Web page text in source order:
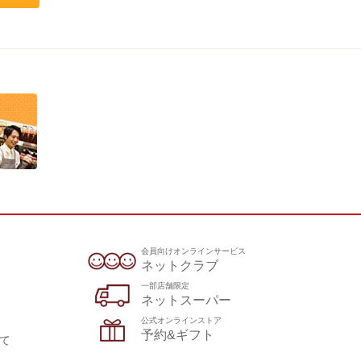
会員向けオンラインサービス
ネットクラブ
一部店舗限定
ネットスーパー
公式オンラインストア
予約&ギフト